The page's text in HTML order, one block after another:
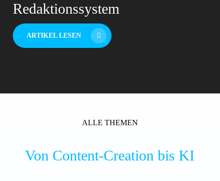
Redaktionssystem
ARTIKEL LESEN
ALLE THEMEN
Von Content-Creation bis KI